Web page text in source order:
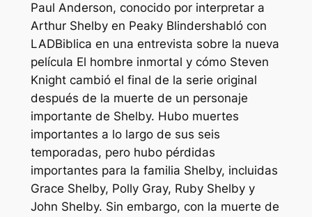
Paul Anderson, conocido por interpretar a
Arthur Shelby en Peaky Blindershabló con
LADBiblica en una entrevista sobre la nueva
película El hombre inmortal y cómo Steven
Knight cambió el final de la serie original
después de la muerte de un personaje
importante de Shelby. Hubo muertes
importantes a lo largo de sus seis
temporadas, pero hubo pérdidas
importantes para la familia Shelby, incluidas
Grace Shelby, Polly Gray, Ruby Shelby y
John Shelby. Sin embargo, con la muerte de